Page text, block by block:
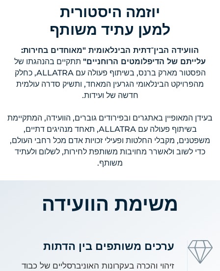
יוזמה היסטורית
למען עתיד משותף
הוועידה הבין־דתית הבינלאומית "מאוחדים בחירות:
עלייתם של הדיפלומטים הרוחניים" תתקיים בהנהגתו של
הפסטור מארק ברנס, בשיתוף פעולה עם ALLATRA, כחלק
מהפרויקט הבינלאומי הגרעין המאחד, ותשיק סדרה עולמית
חדשה של ועידות.
בעידן המאופיין באתגרים ובפירודים גוברים, הוועידה, המתקיימת
בשיתוף פעולה עם ALLATRA, תאחד מנהיגים דתיים,
משפטנים, מקבלי החלטות ופעילי זכויות אדם מכל רחבי העולם,
כדי לשוב ולאשרר מחויבות משותפת לחירות, לשלום ולעתיד
משותף.
משימת הוועידה
ערכים משותפים בין הדתות
זיהוי והכרה בעקרונות האוניברסליים של כבוד